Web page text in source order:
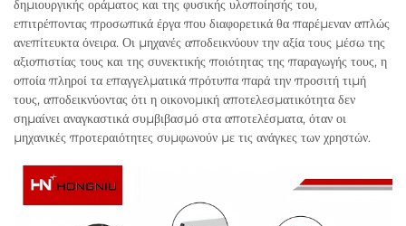
δημιουργικής οράματος και της φυσικής υλοποίησής του,
επιτρέποντας προσωπικά έργα που διαφορετικά θα παρέμεναν απλώς
ανεπίτευκτα όνειρα. Οι μηχανές αποδεικνύουν την αξία τους μέσω της
αξιοπιστίας τους και της συνεκτικής ποιότητας της παραγωγής τους, η
οποία πληροί τα επαγγελματικά πρότυπα παρά την προσιτή τιμή
τους, αποδεικνύοντας ότι η οικονομική αποτελεσματικότητα δεν
σημαίνει αναγκαστικά συμβιβασμό στα αποτελέσματα, όταν οι
μηχανικές προτεραιότητες συμφωνούν με τις ανάγκες των χρηστών.